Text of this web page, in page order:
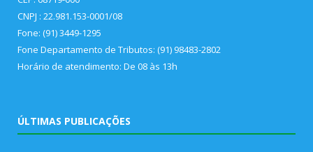
CNPJ : 22.981.153-0001/08
Fone: (91) 3449-1295
Fone Departamento de Tributos: (91) 98483-2802
Horário de atendimento: De 08 às 13h
ÚLTIMAS PUBLICAÇÕES